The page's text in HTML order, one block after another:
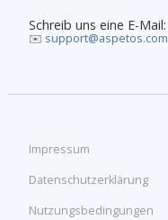
Schreib uns eine E-Mail:
✉️ support@aspetos.com
Impressum
Datenschutzerklärung
Nutzungsbedingungen